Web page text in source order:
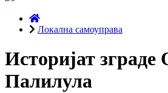
Локална самоуправа
Историјат
Палилула